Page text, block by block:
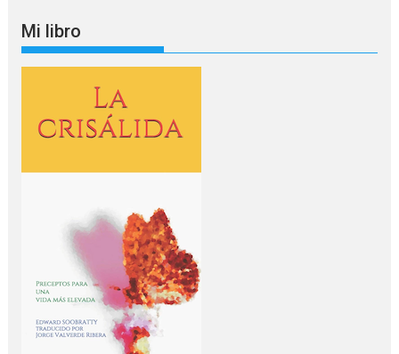
idioma
Mi libro